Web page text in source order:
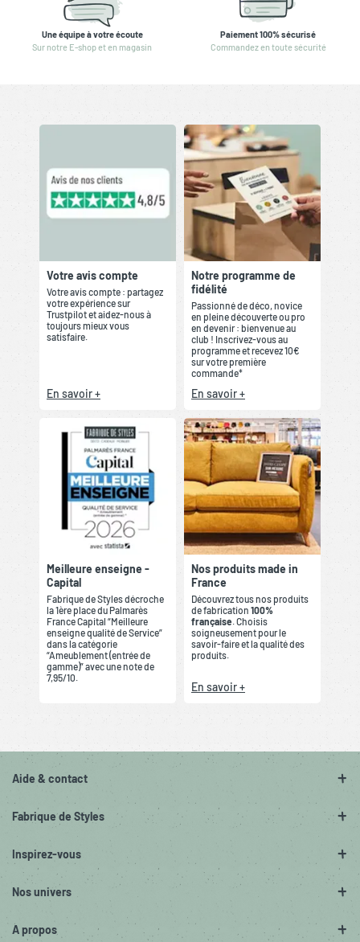
Une équipe à votre écoute
Sur notre E-shop et en magasin
Paiement 100% sécurisé
Commandez en toute sécurité
Votre avis compte
Votre avis compte : partagez
votre expérience sur
Trustpilot et aidez-nous à
toujours mieux vous
satisfaire.
En savoir +
Notre programme de
fidélité
Passionné de déco, novice
en pleine découverte ou pro
en devenir : bienvenue au
club ! Inscrivez-vous au
programme et recevez 10€
sur votre première
commande*
En savoir +
Meilleure enseigne -
Capital
Fabrique de Styles décroche
la 1ère place du Palmarès
France Capital “Meilleure
enseigne qualité de Service”
dans la catégorie
“Ameublement (entrée de
gamme)” avec une note de
7,95/10.
Nos produits made in
France
Découvrez tous nos produits
de fabrication 100%
française. Choisis
soigneusement pour le
savoir-faire et la qualité des
produits.
En savoir +
Aide & contact
Fabrique de Styles
Inspirez-vous
Nos univers
A propos